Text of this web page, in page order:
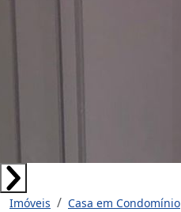
Imóveis Casa em Condomínio